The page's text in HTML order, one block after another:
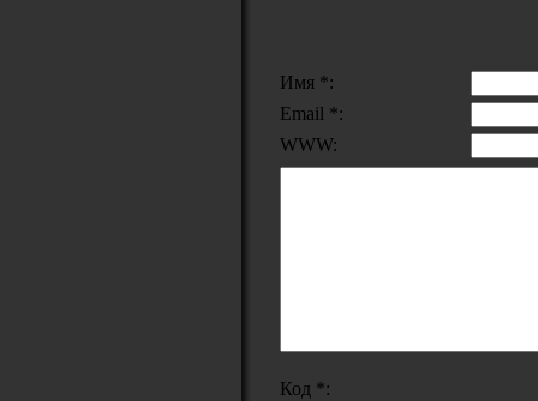
Имя *:
Email *:
WWW:
Код *: